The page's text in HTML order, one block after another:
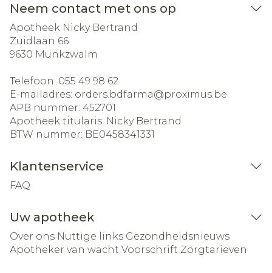
Neem contact met ons op
Apotheek Nicky Bertrand
Zuidlaan 66
9630 Munkzwalm
Telefoon: 055 49 98 62
E-mailadres: orders.bdfarma@proximus.be
APB nummer: 452701
Apotheek titularis: Nicky Bertrand
BTW nummer: BE0458341331
Klantenservice
FAQ
Uw apotheek
Over ons Nuttige links Gezondheidsnieuws
Apotheker van wacht Voorschrift Zorgtarieven